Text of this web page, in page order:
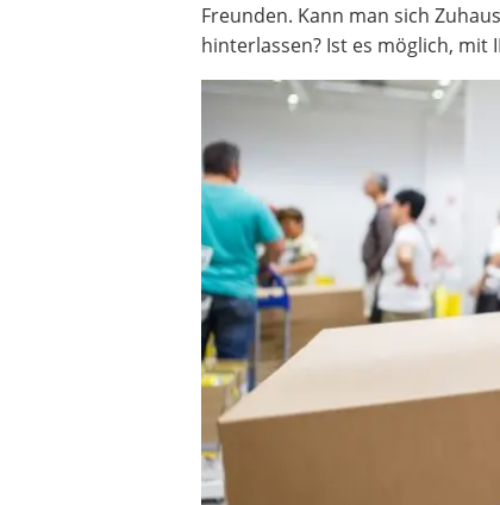
Digitale Zeitschaltuhr
Paketbriefkasten
Fensterkontaktschalter
Video-Türsprechanlage
Freunden. Kann man sich
hinterlassen? Ist es möglich, mit